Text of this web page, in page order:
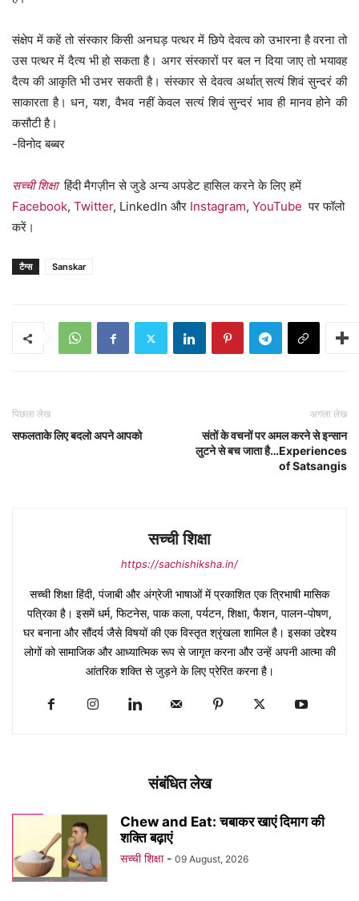
संक्षेप में कहें तो संस्कार किसी अनघड़ पत्थर में छिपे देवत्व को उभारना है वरना तो
उस पत्थर में दैत्य भी हो सकता है। अगर संस्कारों पर बल न दिया जाए तो भयावह
दैत्य की आकृति भी उभर सकती है। संस्कार से देवत्व अर्थात् सत्यं शिवं सुन्दरं की
साकारता है। धन, यश, वैभव नहीं केवल सत्यं शिवं सुन्दरं भाव ही मानव होने की
कसौटी है।
-विनोद बब्बर
सच्ची शिक्षाहिंदी मैगज़ीन से जुडे अन्य अपडेट हासिल करने के लिए हमें
Facebook, Twitter, LinkedIn और Instagram, YouTube पर फॉलो
करें।
टैग्स Sanskar
पिछला लेख
सफलताके लिए बदलो अपने आपको
अगला लेख
संतों के वचनों पर अमल करने से इन्सान
लुटने से बच जाता है…Experiences
of Satsangis
सच्ची शिक्षा
https://sachishiksha.in/
सच्ची शिक्षा हिंदी, पंजाबी और अंग्रेजी भाषाओं में प्रकाशित एक त्रिभाषी मासिक
पत्रिका है। इसमें धर्म, फिटनेस, पाक कला, पर्यटन, शिक्षा, फैशन, पालन-पोषण,
घर बनाना और सौंदर्य जैसे विषयों की एक विस्तृत श्रृंखला शामिल है। इसका उद्देश्य
लोगों को सामाजिक और आध्यात्मिक रूप से जागृत करना और उन्हें अपनी आत्मा की
आंतरिक शक्ति से जुड़ने के लिए प्रेरित करना है।
संबंधित लेख
Chew and Eat: चबाकर खाएं दिमाग की
शक्ति बढ़ाएं
सच्ची शिक्षा - 09 August, 2026